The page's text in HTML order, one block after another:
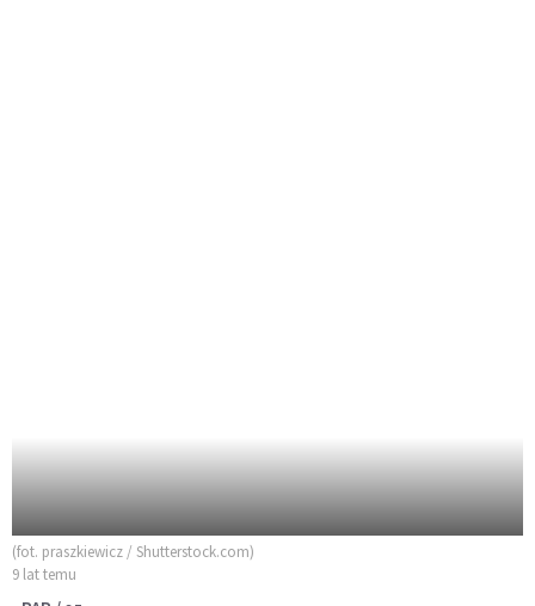
(fot. praszkiewicz / Shutterstock.com)
9 lat temu